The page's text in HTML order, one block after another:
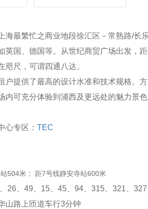
最繁忙之商业地段徐汇区－常熟路/长乐路
英国、德国等。从世纪商贸广场出
尺，可谓四通八达。
提供了最高的设计水准和技术规格。
内可充分体验到浦西及更远处的魅力景色
专区： TEC
504米； 距7号线静安寺站600米
、49、15、45、94、315、321、
山路上匝道车行3分钟